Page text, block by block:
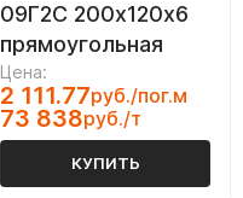
09Г2С 200х120х6
прямоугольная
Цена:
2 111.77руб./пог.м
73 838руб./т
КУПИТЬ